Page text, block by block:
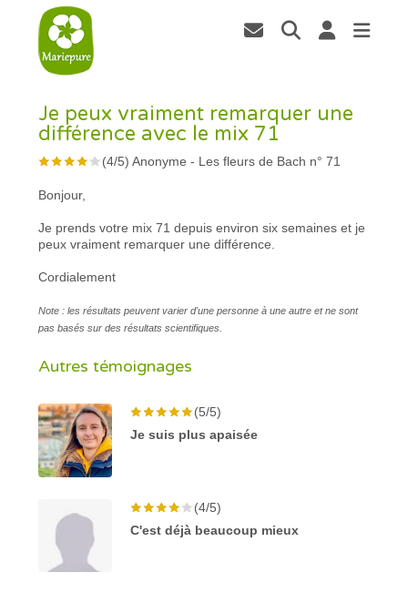
Je peux vraiment remarquer une
différence avec le mix 71
(4/5)Anonyme - Les fleurs de Bach n° 71
Bonjour,
Je prends votre mix 71 depuis environ six semaines et je
peux vraiment remarquer une différence.
Cordialement
Note : les résultats peuvent varier d'une personne à une autre et ne sont
pas basés sur des résultats scientifiques.
Autres témoignages
(5/5)
Je suis plus apaisée
(4/5)
C'est déjà beaucoup mieux